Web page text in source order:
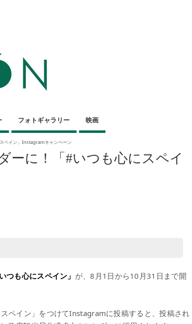
フォトギャラリー 映画
ペイン」Instagramキャンペーン
ーに！「#いつも心にスペイ
も心にスペイン」 が、8月1日から10月31日まで開
ペイン」をつけてInstagramに投稿すると、投稿され